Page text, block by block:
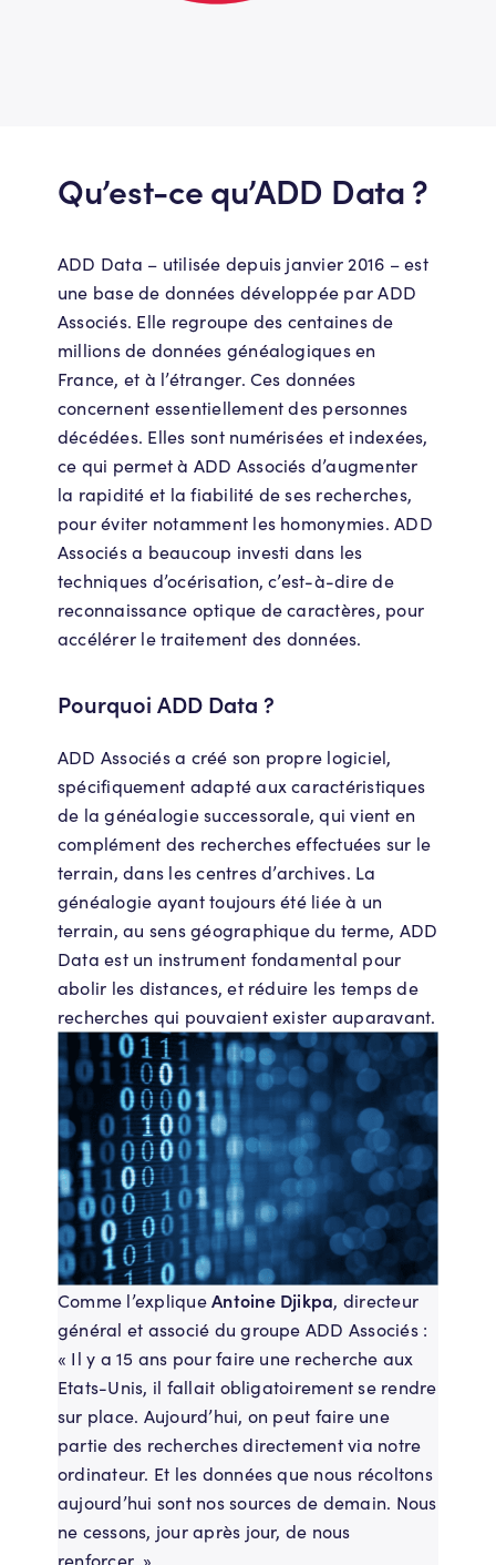
Qu’est-ce qu’ADD Data ?
ADD Data – utilisée depuis janvier 2016 – est
une base de données développée par ADD
Associés. Elle regroupe des centaines de
millions de données généalogiques en
France, et à l’étranger. Ces données
concernent essentiellement des personnes
décédées. Elles sont numérisées et indexées,
ce qui permet à ADD Associés d’augmenter
la rapidité et la fiabilité de ses recherches,
pour éviter notamment les homonymies. ADD
Associés a beaucoup investi dans les
techniques d’océrisation, c’est-à-dire de
reconnaissance optique de caractères, pour
accélérer le traitement des données.
Pourquoi ADD Data ?
ADD Associés a créé son propre logiciel,
spécifiquement adapté aux caractéristiques
de la généalogie successorale, qui vient en
complément des recherches effectuées sur le
terrain, dans les centres d’archives. La
généalogie ayant toujours été liée à un
terrain, au sens géographique du terme, ADD
Data est un instrument fondamental pour
abolir les distances, et réduire les temps de
recherches qui pouvaient exister auparavant.
Comme l’expliqueAntoine Djikpa, directeur
général et associé du groupe ADD Associés :
« Il y a 15 ans pour faire une recherche aux
Etats-Unis, il fallait obligatoirement se rendre
sur place. Aujourd’hui, on peut faire une
partie des recherches directement via notre
ordinateur. Et les données que nous récoltons
aujourd’hui sont nos sources de demain. Nous
ne cessons, jour après jour, de nous
renforcer. »